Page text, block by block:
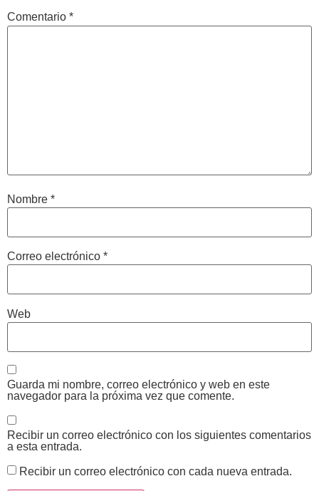
Comentario *
Nombre *
Correo electrónico *
Web
Guarda mi nombre, correo electrónico y web en este
navegador para la próxima vez que comente.
Recibir un correo electrónico con los siguientes comentarios
a esta entrada.
Recibir un correo electrónico con cada nueva entrada.